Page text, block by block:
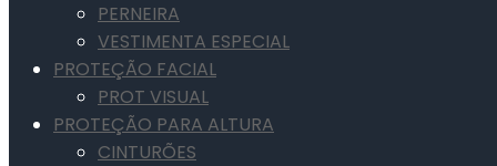
PERNEIRA
VESTIMENTA ESPECIAL
PROTEÇÃO FACIAL
PROT VISUAL
PROTEÇÃO PARA ALTURA
CINTURÕES